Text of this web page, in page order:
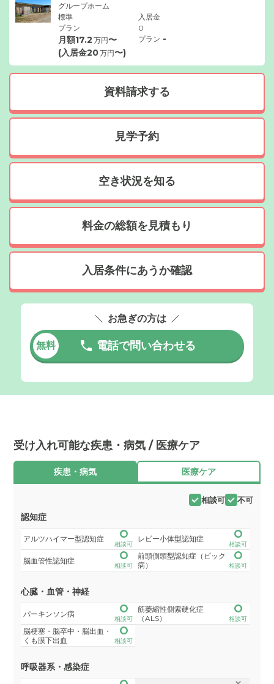
グループホーム
標準
プラン
月額17.2 万円〜
(入居金20万円〜)
入居金
0
プラン -
資料請求する
見学予約
空き状況を知る
料金の総額を見積もり
入居条件にあうか確認
お急ぎの方は
無料 電話で問い合わせる
受け入れ可能な疾患・病気 / 医療ケア
疾患・病気 医療ケア
相談可 不可
認知症
アルツハイマー型認知症
相談可
レビー小体型認知症
相談可
脳血管性認知症
相談可
前頭側頭型認知症（ピック
病）
相談可
心臓・血管・神経
パーキンソン病
相談可
筋萎縮性側索硬化症
（ALS）
相談可
脳梗塞・脳卒中・脳出血・
くも膜下出血
相談可
呼吸器系・感染症